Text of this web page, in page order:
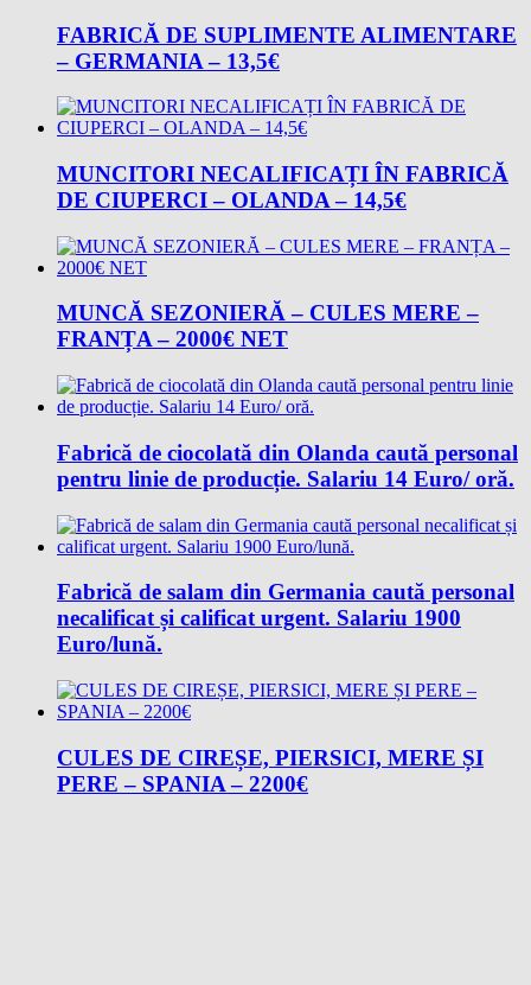
FABRICĂ DE SUPLIMENTE ALIMENTARE
– GERMANIA – 13,5€
MUNCITORI NECALIFICAȚI ÎN FABRICĂ
DE CIUPERCI – OLANDA – 14,5€
MUNCĂ SEZONIERĂ – CULES MERE –
FRANȚA – 2000€ NET
Fabrică de ciocolată din Olanda caută personal
pentru linie de producție. Salariu 14 Euro/ oră.
Fabrică de salam din Germania caută personal
necalificat și calificat urgent. Salariu 1900
Euro/lună.
CULES DE CIREȘE, PIERSICI, MERE ȘI
PERE – SPANIA – 2200€